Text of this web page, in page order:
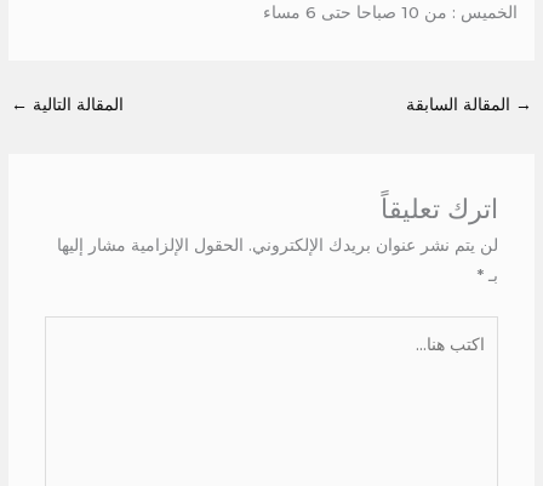
الخميس : من 10 صباحا حتى 6 مساء
→ المقالة السابقة المقالة التالية ←
اترك تعليقاً
لن يتم نشر عنوان بريدك الإلكتروني. الحقول الإلزامية مشار إليها
بـ *